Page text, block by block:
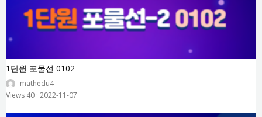
1단원 포물선 0102
mathedu4
Views 40 · 2022-11-07